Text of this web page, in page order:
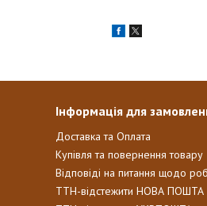
Інформація для
Доставка та Оплата
Купівля та повернення товару
Відповіді на питання щодо
ТТН-відстежити НОВА ПОШТА